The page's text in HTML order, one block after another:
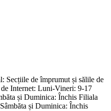
Secțiile de împrumut și sălile de
Internet: Luni-Vineri: 9-17
și Duminica: Închis Filiala
și Duminica: Închis